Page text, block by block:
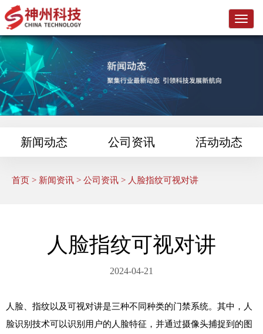
L
o
新闻动态 公司资讯 活动动态
首页 > 新闻资讯 > 公司资讯 > 人脸指纹可视对讲
人脸指纹可视对讲
2024-04-21
人脸、指纹以及可视对讲是三种不同种类的门禁系统。其中，人
脸识别技术可以识别用户的人脸特征，并通过摄像头捕捉到的图